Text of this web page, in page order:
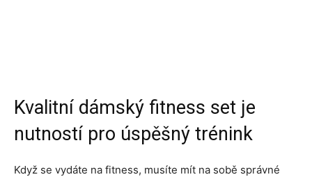
Kvalitní dámský fitness set je
nutností pro úspěšný trénink
Když se vydáte na fitness, musíte mít na sobě správné